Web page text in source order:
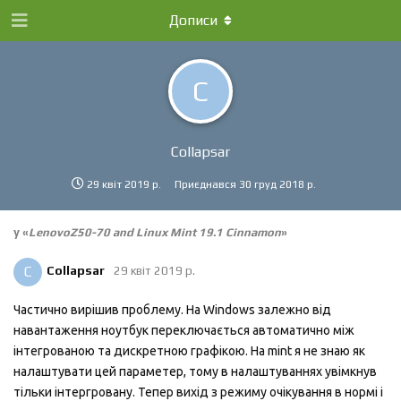
C
Collapsar
29 квiт 2019 р. Приєднався 30 груд 2018 р.
Дописи
у «LenovoZ50-70 and Linux Mint 19.1 Cinnamon»
C Collapsar 29 квiт 2019 р.
Частично вирішив проблему. На Windows залежно від
навантаження ноутбук переключається автоматично між
інтегрованою та дискретною графікою. На mint я не знаю як
налаштувати цей параметер, тому в налаштуваннях увімкнув
тільки інтергровану. Тепер вихід з режиму очікування в нормі і